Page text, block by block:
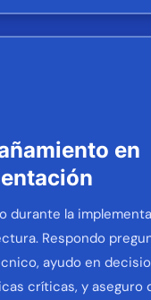
en
durante la
Respondo
ayudo en
críticas, y aseguro